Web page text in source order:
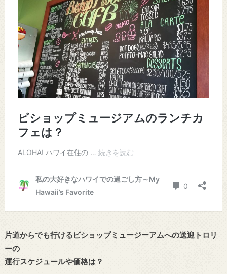
片道からでも行けるビショップミュージーアムへの送迎トロリ
ーの
運行スケジュールや価格は？